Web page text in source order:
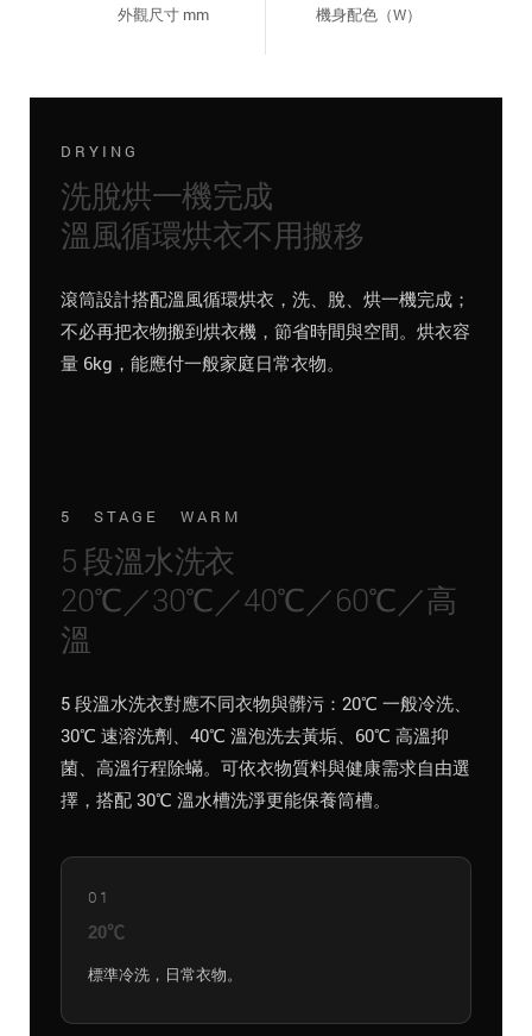
外觀尺寸 mm 機身配色（W）
DRYING
洗脫烘一機完成
溫風循環烘衣不用搬移
滾筒設計搭配溫風循環烘衣，洗、脫、烘一機完成；
不必再把衣物搬到烘衣機，節省時間與空間。烘衣容
量 6kg，能應付一般家庭日常衣物。
5 STAGE WARM
5 段溫水洗衣
20℃／30℃／40℃／60℃／高
溫
5 段溫水洗衣對應不同衣物與髒污：20℃ 一般冷洗、
30℃ 速溶洗劑、40℃ 溫泡洗去黃垢、60℃ 高溫抑
菌、高溫行程除蟎。可依衣物質料與健康需求自由選
擇，搭配 30℃ 溫水槽洗淨更能保養筒槽。
01
20℃
標準冷洗，日常衣物。